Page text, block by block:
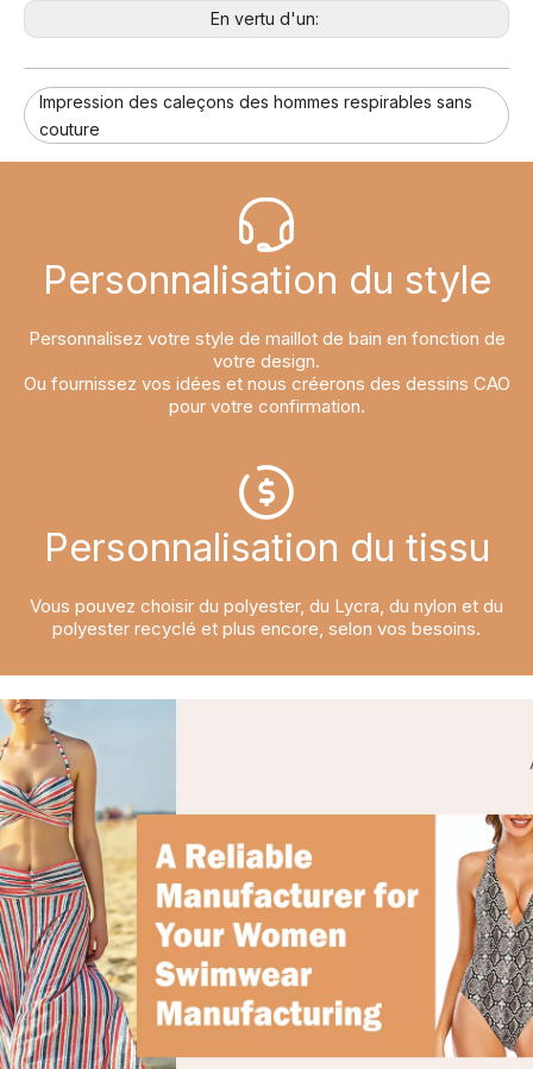
En vertu d'un:
Impression des caleçons des hommes respirables sans
couture
Personnalisation du style​​​​​​​
Personnalisez votre style de maillot de bain en fonction de
votre design.
Ou fournissez vos idées et nous créerons des dessins CAO
pour votre confirmation.
Personnalisation du tissu​​​​​​​
Vous pouvez choisir du polyester, du Lycra, du nylon et du
polyester recyclé et plus encore, selon vos besoins.